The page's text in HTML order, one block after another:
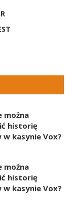
historię
kasynie Vox?
historię
kasynie Vox?